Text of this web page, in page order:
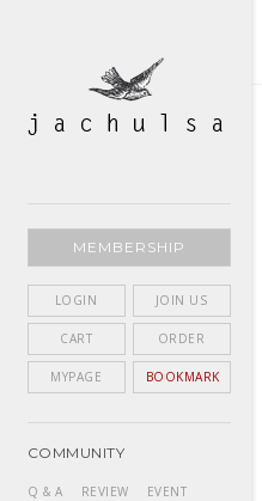
MEMBERSHIP
LOGIN JOIN US
CART ORDER
MYPAGE BOOKMARK
COMMUNITY
Q & A REVIEW
EVENT